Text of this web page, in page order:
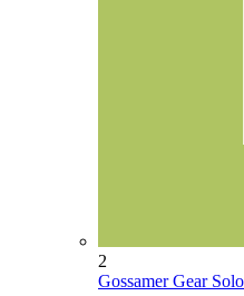
2
Gossamer Gear